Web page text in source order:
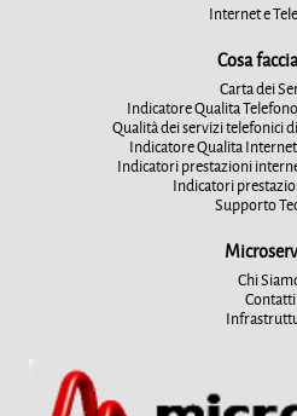
Internet e
Cosa
Carta dei
Indicatore Qualita
Qualità dei servizi telefonici
Indicatore Qualita
Indicatori prestazioni
Indicatori
Supporto
Chi
Contatti